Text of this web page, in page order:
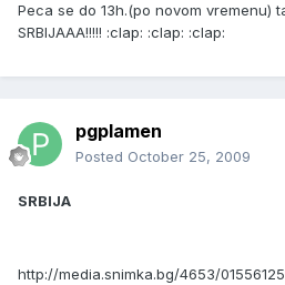
Peca se do 13h.(po novom vremenu)
SRBIJAAA!!!!! :clap: :clap: :clap:
pgplamen
Posted October 25, 2009
SRBIJA
http://media.snimka.bg/4653/